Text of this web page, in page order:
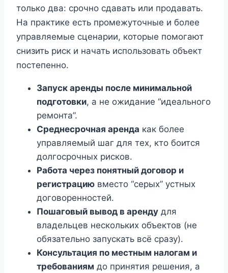
только два: срочно сдавать или продавать.
На практике есть промежуточные и более
управляемые сценарии, которые помогают
снизить риск и начать использовать объект
постепенно.
Запуск аренды после минимальной
подготовки, а не ожидание “идеального
ремонта”.
Среднесрочная аренда как более
управляемый шаг для тех, кто боится
долгосрочных рисков.
Работа через понятный договор и
регистрацию вместо “серых” устных
договоренностей.
Пошаговый вывод в аренду для
владельцев нескольких объектов (не
обязательно запускать всё сразу).
Консультация по местным налогам и
требованиям до принятия решения, а